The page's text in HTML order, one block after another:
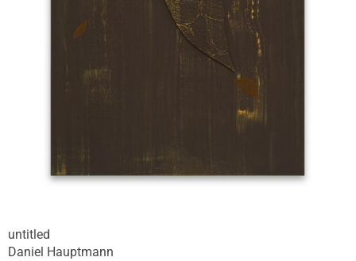
untitled
Daniel Hauptmann